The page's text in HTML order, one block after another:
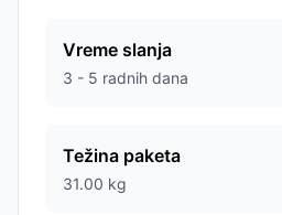
Vreme slanja
3 - 5 radnih dana
Težina paketa
31.00 kg